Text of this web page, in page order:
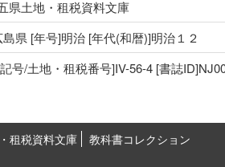
県土地・租税資料文庫
島県 [年号]明治 [年代(和暦)]明治１２
号/土地・租税番号]IV-56-4 [書誌
租税資料文庫
教科書コレクション